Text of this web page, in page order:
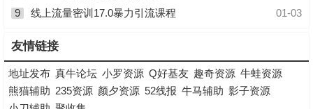
01-03
9 线上流量密训17.0暴力引流课程
友情链接
地址发布 真牛论坛 小罗资源 Q好基友 趣奇资源 牛蛙资源
熊猫辅助 235资源 颜夕资源 52线报 牛马辅助 影子资源